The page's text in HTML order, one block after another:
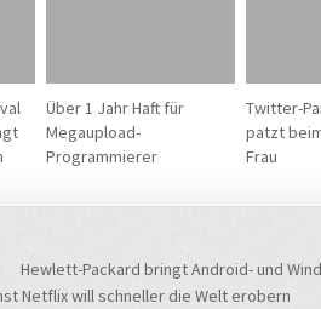
Über 1 Jahr Haft für
Megaupload-
Programmierer
Twitter-
patzt
Frau
Hewlett-Packard bringt Android- und
Netflix will schneller die Welt erobern